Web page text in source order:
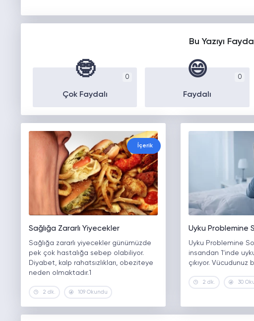
Bu Yazıyı
0
🤓
Çok Faydalı
0
😄
Faydalı
İçerik
Sağlığa Zararlı Yiyecekler
Sağlığa zararlı yiyecekler günümüzde
pek çok hastalığa sebep olabiliyor.
Diyabet, kalp rahatsızlıkları, obeziteye
neden olmaktadır.1
2 dk. 109 Okundu
Uyku Problemine
Uyku Problemine
insandan 1'inde
çıkıyor. Vücudunuz
2 dk. 30